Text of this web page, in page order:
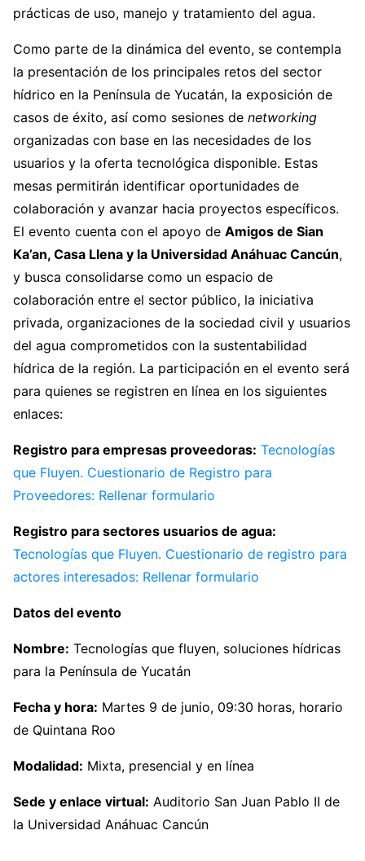
prácticas de uso, manejo y tratamiento del agua.
Como parte de la dinámica del evento, se contempla
la presentación de los principales retos del sector
hídrico en la Península de Yucatán, la exposición de
casos de éxito, así como sesiones de networking
organizadas con base en las necesidades de los
usuarios y la oferta tecnológica disponible. Estas
mesas permitirán identificar oportunidades de
colaboración y avanzar hacia proyectos específicos.
El evento cuenta con el apoyo de Amigos de Sian
Ka’an, Casa Llena y la Universidad Anáhuac Cancún,
y busca consolidarse como un espacio de
colaboración entre el sector público, la iniciativa
privada, organizaciones de la sociedad civil y usuarios
del agua comprometidos con la sustentabilidad
hídrica de la región. La participación en el evento será
para quienes se registren en línea en los siguientes
enlaces:
Registro para empresas proveedoras: Tecnologías
que Fluyen. Cuestionario de Registro para
Proveedores: Rellenar formulario
Registro para sectores usuarios de agua:
Tecnologías que Fluyen. Cuestionario de registro para
actores interesados: Rellenar formulario
Datos del evento
Nombre: Tecnologías que fluyen, soluciones hídricas
para la Península de Yucatán
Fecha y hora: Martes 9 de junio, 09:30 horas, horario
de Quintana Roo
Modalidad: Mixta, presencial y en línea
Sede y enlace virtual: Auditorio San Juan Pablo II de
la Universidad Anáhuac Cancún